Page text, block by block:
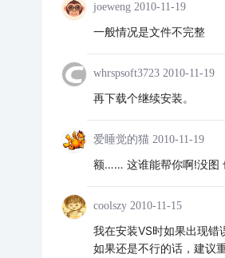
joeweng 2010-11-19
一般情况是文件不完整
whrspsoft3723 2010-11-19
再下载个继续安装。
爱睡觉的猫 2010-11-19
额…… 这谁能帮你啊!没图
coolszy 2010-11-15
我在安装VS时如果出现错
如果还是不行的话，建议